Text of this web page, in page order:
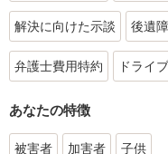
解決に向けた示談 後遺
弁護士費用特約 ドライ
あなたの特徴
被害者 加害者 子供